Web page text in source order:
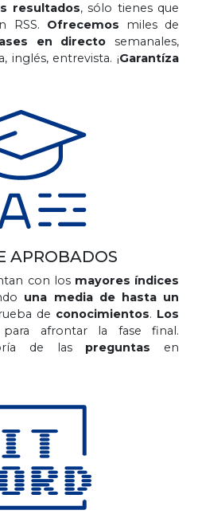
resultados, sólo tienes que
RSS. Ofrecemos miles de
en directo semanales,
inglés, entrevista. ¡Garantíza
APROBADOS
con los mayores índices
una media de hasta un
de conocimientos. Los
para afrontar la fase final.
de las preguntas en